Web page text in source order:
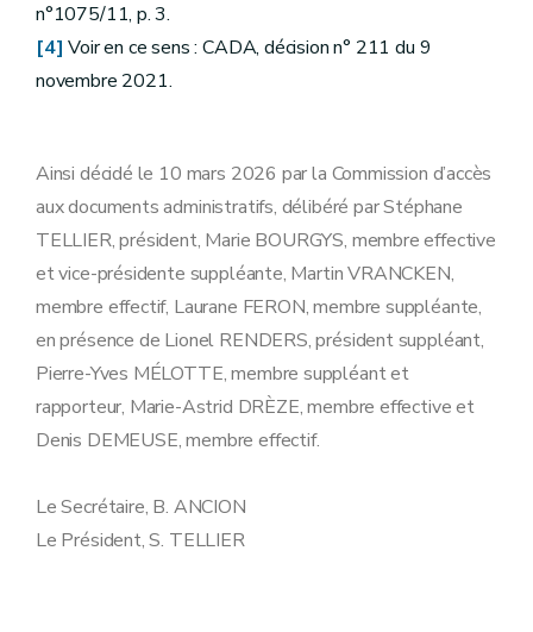
n°1075/11, p. 3.
[4] Voir en ce sens : CADA, décision n° 211 du 9
novembre 2021.
Ainsi décidé le 10 mars 2026 par la Commission d’accès
aux documents administratifs, délibéré par Stéphane
TELLIER, président, Marie BOURGYS, membre effective
et vice-présidente suppléante, Martin VRANCKEN,
membre effectif, Laurane FERON, membre suppléante,
en présence de Lionel RENDERS, président suppléant,
Pierre-Yves MÉLOTTE, membre suppléant et
rapporteur, Marie-Astrid DRÈZE, membre effective et
Denis DEMEUSE, membre effectif.
Le Secrétaire, B. ANCION
Le Président, S. TELLIER